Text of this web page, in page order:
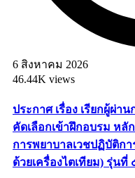
6 สิงหาคม 2026
46.44K views
ประกาศ เรื่อง เรียกผู้ผ่า
คัดเลือกเข้าฝึกอบรม หลั
การพยาบาลเวชปฏิบัติก
ด้วยเครื่องไตเทียม) รุ่น